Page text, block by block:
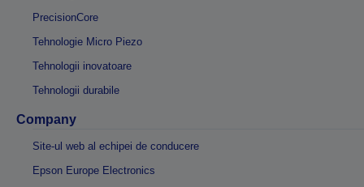
PrecisionCore
Tehnologie Micro Piezo
Tehnologii inovatoare
Tehnologii durabile
Company
Site-ul web al echipei de conducere
Epson Europe Electronics